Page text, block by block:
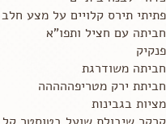
פתיתי תירס קלויים על מצע חלב
חביתה עם חציל ותפו"א
פנקיק
חביתה משודרגת
חביתת ירק מטריפההההה
מציות בגבינות